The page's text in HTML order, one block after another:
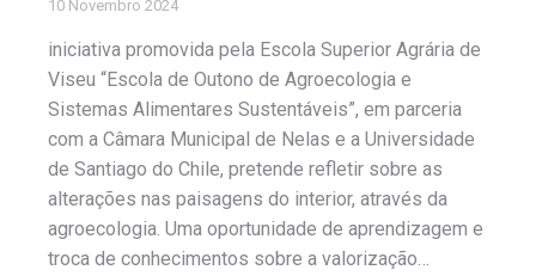
10 Novembro 2024
iniciativa promovida pela Escola Superior Agrária de
Viseu “Escola de Outono de Agroecologia e
Sistemas Alimentares Sustentáveis”, em parceria
com a Câmara Municipal de Nelas e a Universidade
de Santiago do Chile, pretende refletir sobre as
alterações nas paisagens do interior, através da
agroecologia. Uma oportunidade de aprendizagem e
troca de conhecimentos sobre a valorização…